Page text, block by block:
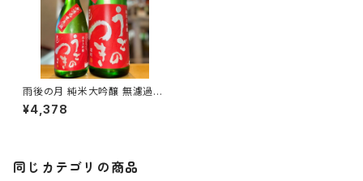
雨後の月 純米大吟醸 無濾過生
原酒 雄町 1800ml１本（相原酒
造・広島県呉市仁方本町）
¥4,378
同じカテゴリの商品